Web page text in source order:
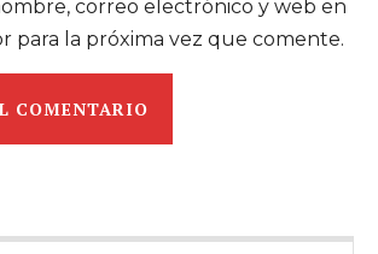
correo electrónico y web en
para la próxima vez que comente.